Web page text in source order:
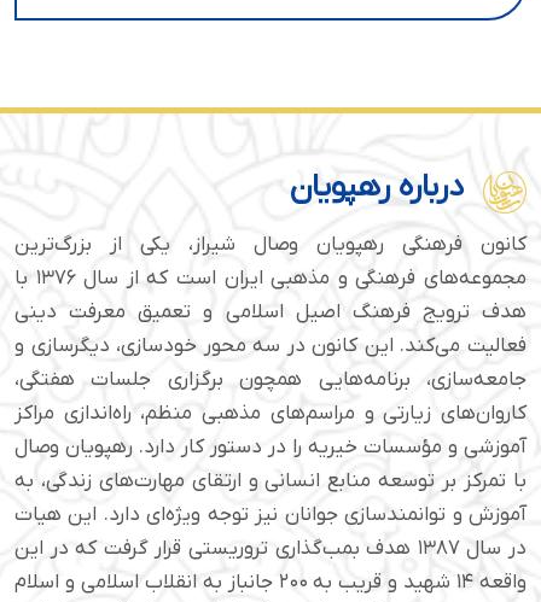
درباره رهپویان
کانون فرهنگی رهپویان وصال شیراز، یکی از بزرگ‌ترین
مجموعه‌های فرهنگی و مذهبی ایران است که از سال ۱۳۷۶ با
هدف ترویج فرهنگ اصیل اسلامی و تعمیق معرفت دینی
فعالیت می‌کند. این کانون در سه محور خودسازی، دیگرسازی و
جامعه‌سازی، برنامه‌هایی همچون برگزاری جلسات هفتگی،
کاروان‌های زیارتی و مراسم‌های مذهبی منظم، راه‌اندازی مراکز
آموزشی و مؤسسات خیریه را در دستور کار دارد. رهپویان وصال
با تمرکز بر توسعه منابع انسانی و ارتقای مهارت‌های زندگی، به
آموزش و توانمندسازی جوانان نیز توجه ویژه‌ای دارد. این هیات
در سال ۱۳۸۷ هدف بمب‌گذاری تروریستی قرار گرفت که در این
واقعه ۱۴ شهید و قریب به ۲۰۰ جانباز به انقلاب اسلامی و اسلام